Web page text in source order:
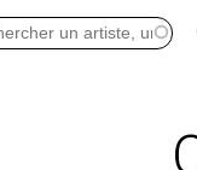
ARCHIVES DES
LEXIQUE